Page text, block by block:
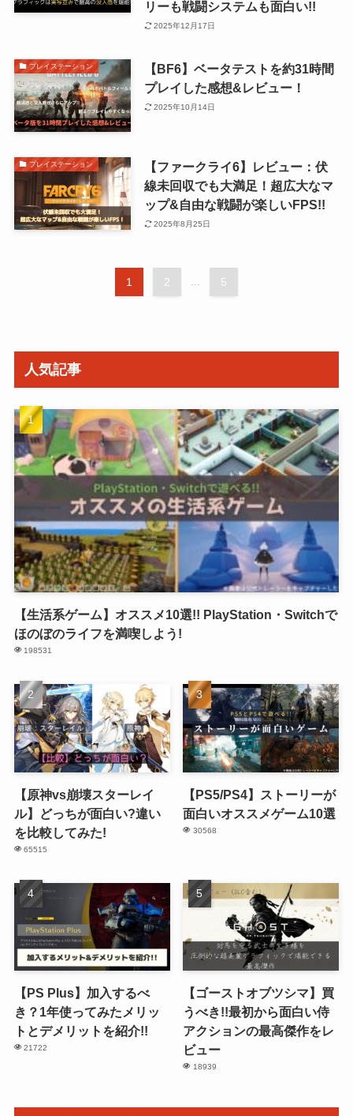
リーも戦闘システムも面白い!!
2025年12月17日
プレイステーション
【BF6】ベータテストを約31時間
プレイした感想&レビュー！
2025年10月14日
プレイステーション
【ファークライ6】レビュー：伏
線未回収でも大満足！超広大なマ
ップ&自由な戦闘が楽しいFPS!!
2025年8月25日
1 2 5
人気記事
【生活系ゲーム】オススメ10選!! PlayStation・Switchで
ほのぼのライフを満喫しよう!
198531
【原神vs崩壊スターレイ
ル】どっちが面白い?違い
を比較してみた!
65515
【PS5/PS4】ストーリーが
面白いオススメゲーム10選
30568
【PS Plus】加入するべ
き？1年使ってみたメリッ
トとデメリットを紹介!!
21722
【ゴーストオブツシマ】買
うべき!!最初から面白い侍
アクションの最高傑作をレ
ビュー
18939